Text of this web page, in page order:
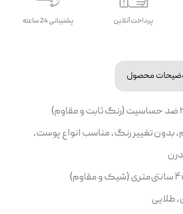
پرداخت آنلاین پشتیبانی 24 ساعته
محصول
بدون تغییر رنگ، مناسب انواع پوست،
طلایی